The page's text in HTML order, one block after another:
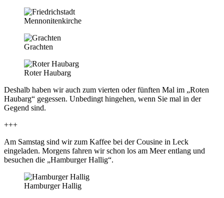
Mennonitenkirche
Grachten
Roter Haubarg
Deshalb haben wir auch zum vierten oder fünften Mal im „Roten
Haubarg“ gegessen. Unbedingt hingehen, wenn Sie mal in der
Gegend sind.
+++
Am Samstag sind wir zum Kaffee bei der Cousine in Leck
eingeladen. Morgens fahren wir schon los am Meer entlang und
besuchen die „Hamburger Hallig“.
Hamburger Hallig